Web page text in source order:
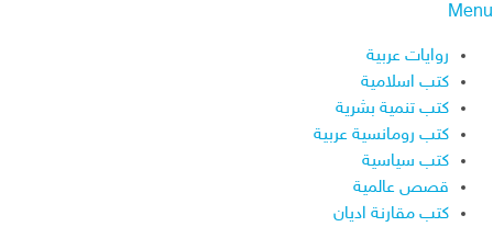
Menu
روايات عربية
كتب اسلامية
كتب تنمية بشرية
كتب رومانسية عربية
كتب سياسية
قصص عالمية
كتب مقارنة اديان